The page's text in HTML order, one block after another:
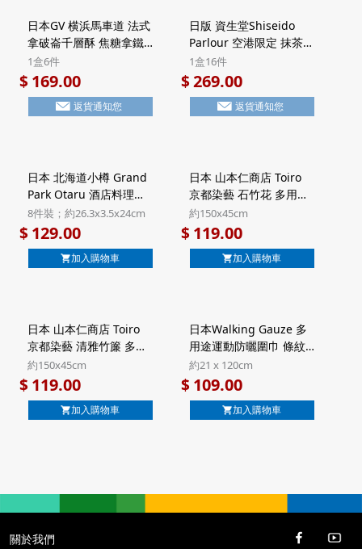
日本GV 横浜馬車道 法式
拿破崙千層酥 焦糖拿鐵
Latte 頂級法國Valrhona
朱古力 Millefeuille酥餅
禮盒 Halal清真食品 (1盒
6件)【市集世界 - 日本市
1盒6件
$169.00
返貨通知您
日版 資生堂Shiseido
Parlour 空港限定 抹茶朱
古力 黑糖忌廉夾心 7層威
化酥餅 豪華鐵罐禮盒 (1
盒16件)【市集世界 - 日
本市集】
1盒16件
$269.00
返貨通知您
日本 北海道小樽 Grand
Park Otaru 酒店料理長
監修 6款甜點 禮盒 8件裝
(557)【市集世界 - 日本
市集】
8件裝；約26.3x3.5x24cm
$129.00
加入購物車
日本 山本仁商店 Toiro
京都染藝 石竹花 多用途
防曬披肩 藍色 日本製 UV
加工 純棉紗巾圍巾【市
集世界 - 日本市集】
約150x45cm
$119.00
加入購物車
日本 山本仁商店 Toiro
京都染藝 清雅竹簾 多用
途防曬披肩 粉紅色 日本
製 UV加工 純棉紗巾圍巾
【市集世界 - 日本市集】
約150x45cm
$119.00
加入購物車
日本Walking Gauze 多
用途運動防曬圍巾 條紋
深藍色 日本製 UV加工 純
棉三重紗巾【市集世界 -
日本市集】
約21 x 120cm
$109.00
加入購物車
關於我們